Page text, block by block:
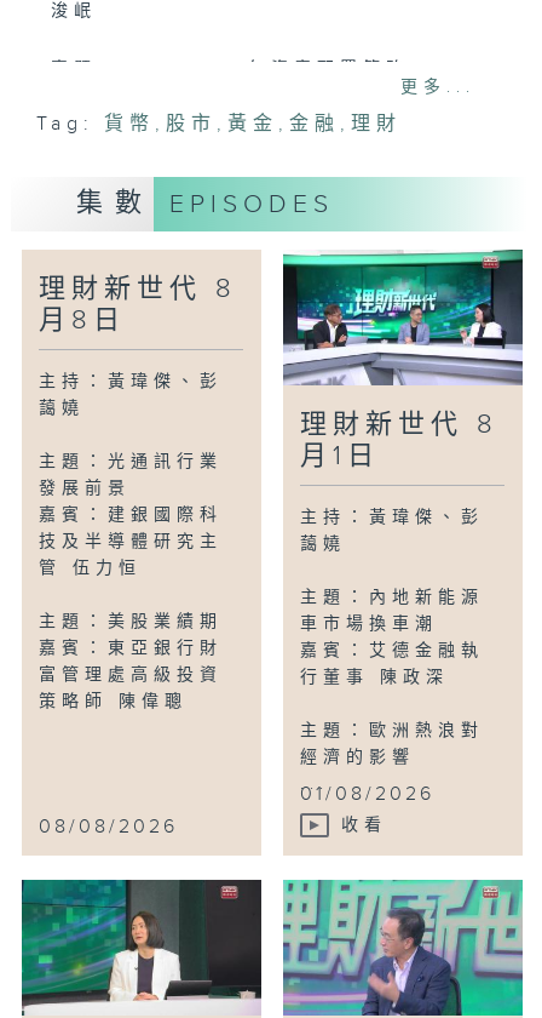
浚岷
嘉賓： 安聯投資亞太區多元資產 高級基金
經理 程惠嫻
更多...
Tag: 貨幣 ,股市 , 黃金 ,金融 ,理財
集數 EPISODES
理財新世代 8
月8日
主持：黃瑋傑、彭
藹嬈
主題：光通訊行業
發展前景
嘉賓：建銀國際科
技及半導體研究主
管 伍力恒
主題：美股業績期
嘉賓：東亞銀行財
富管理處高級投資
策略師 陳偉聰
08/08/2026
理財新世代 8
月1日
主持：黃瑋傑、彭
藹嬈
主題：內地新能源
車市場換車潮
嘉賓：艾德金融執
行董事 陳政深
主題：歐洲熱浪對
經濟的影響
...
01/08/2026
收看